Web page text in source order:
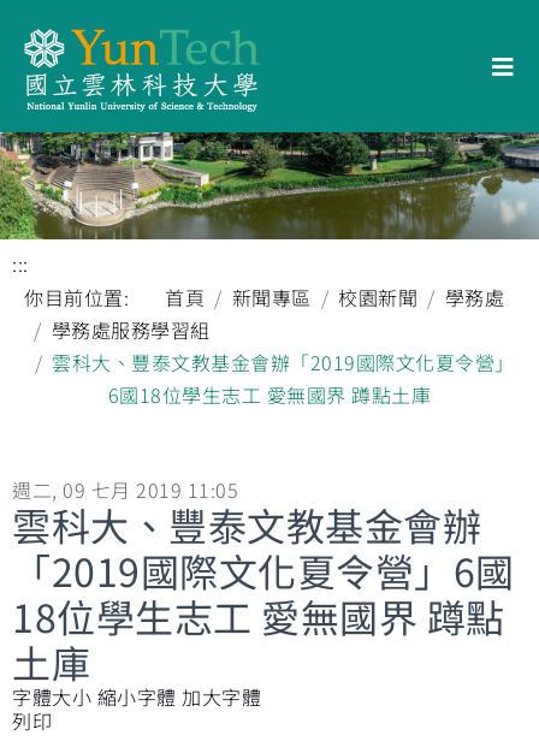
:::
你目前位置:
首頁 新聞專區 校園新聞
學務處
學務處服務學習組
雲科大、豐泰文教基金會辦「2019國際文化夏令營」
6國18位學生志工 愛無國界 蹲點土庫
週二, 09 七月 2019 11:05
雲科大、豐泰文教基金會辦
「2019國際文化夏令營」6國
18位學生志工 愛無國界 蹲點
土庫
字體大小 縮小字體 加大字體
列印